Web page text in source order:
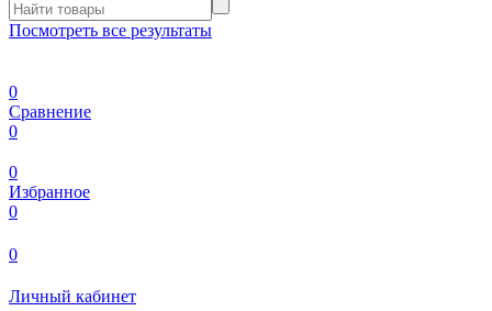
Посмотреть все результаты
0
Сравнение
0
0
Избранное
0
0
Личный кабинет